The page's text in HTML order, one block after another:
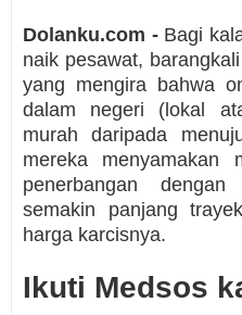
Dolanku.com -Bagi
naik pesawat,
yang mengira bahwa
dalam negeri (lokal
murah daripada
mereka menyamakan
penerbangan
semakin panjang
harga karcisnya.
Ikuti Medsos